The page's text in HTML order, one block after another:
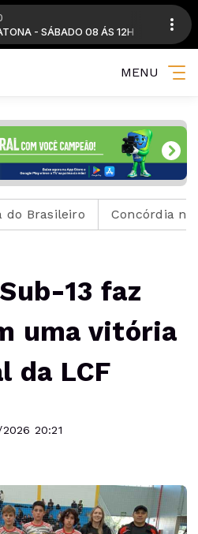
- SÁBADO 08 ÁS 12H
Parte 5
MENU
Concórdia no topo
13 faz
uma vitória
da LCF
20:21